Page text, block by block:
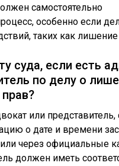
самостоятельно
особенно если
таких как лишение
суда, если есть
по делу о
или
о дате и времени
через официальные
должен иметь